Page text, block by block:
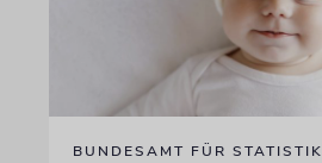
BUNDESAMT FÜR STATISTIK